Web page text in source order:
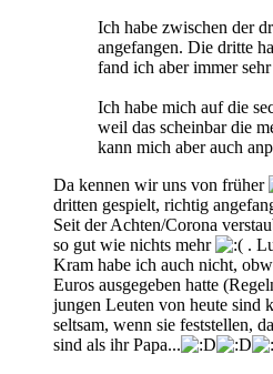
Ich habe zwischen der
angefangen. Die dritte
fand ich aber immer sehr
Ich habe mich auf die
weil das scheinbar die
kann mich aber auch
Da kennen wir uns von früher
dritten gespielt, richtig
Seit der Achten/Corona
so gut wie nichts mehr
.
Kram habe ich auch nicht,
Euros ausgegeben hatte
jungen Leuten von heute sind
seltsam, wenn sie feststellen,
sind als ihr Papa...